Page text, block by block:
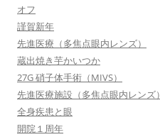
オフ
謹賀新年
先進医療（多焦点眼内レンズ）
蔵出焼き芋かいつか
27G 硝子体手術（MIVS）
先進医療施設（多焦点眼内レンズ）
全身疾患と眼
開院１周年